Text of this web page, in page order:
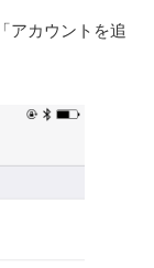
アカウントを追